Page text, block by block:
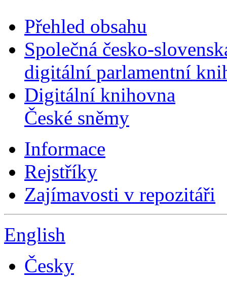
Přehled obsahu
Společná česko-
digitální parlamentní
Digitální knihovna
České sněmy
Informace
Rejstříky
Zajímavosti v repozitáři
English
Česky